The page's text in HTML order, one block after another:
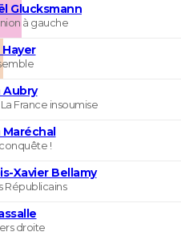
Glucksmann
à gauche
Aubry
France insoumise
Maréchal
!
Xavier Bellamy
Républicains
droite